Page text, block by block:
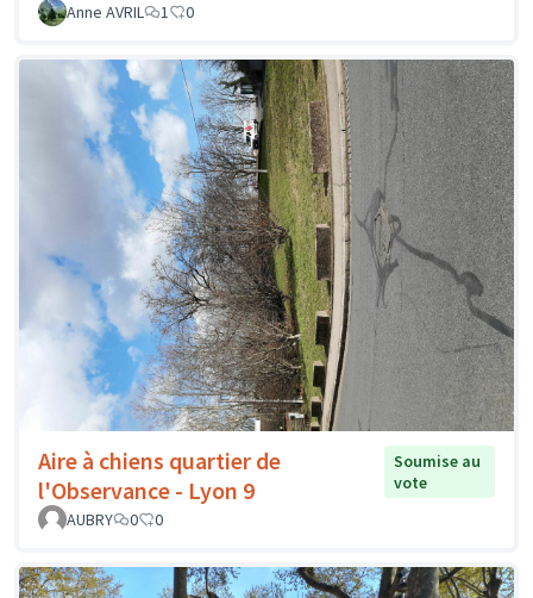
Anne AVRIL
1 0
Aire à chiens quartier de
l'Observance - Lyon 9
Soumise au
vote
AUBRY
0 0